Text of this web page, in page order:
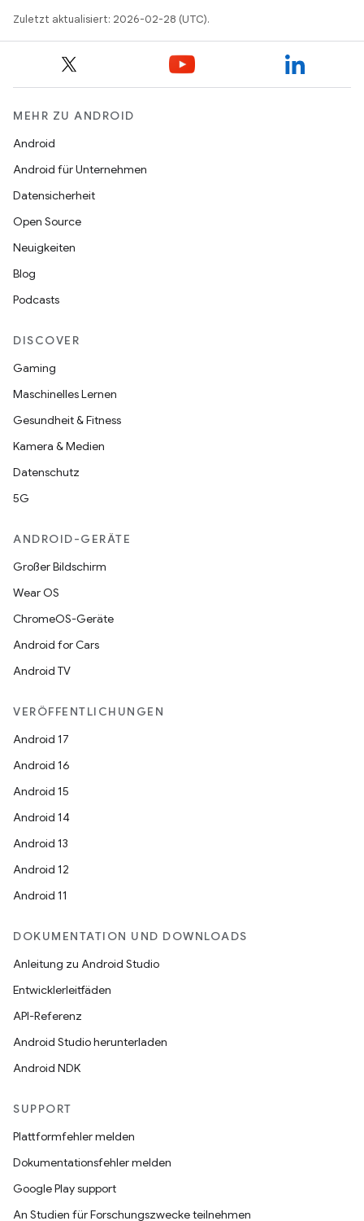
Zuletzt aktualisiert: 2026-02-28 (UTC).
MEHR ZU ANDROID
Android
Android für Unternehmen
Datensicherheit
Open Source
Neuigkeiten
Blog
Podcasts
DISCOVER
Gaming
Maschinelles Lernen
Gesundheit & Fitness
Kamera & Medien
Datenschutz
5G
ANDROID-GERÄTE
Großer Bildschirm
Wear OS
ChromeOS-Geräte
Android for Cars
Android TV
VERÖFFENTLICHUNGEN
Android 17
Android 16
Android 15
Android 14
Android 13
Android 12
Android 11
DOKUMENTATION UND DOWNLOADS
Anleitung zu Android Studio
Entwicklerleitfäden
API-Referenz
Android Studio herunterladen
Android NDK
SUPPORT
Plattformfehler melden
Dokumentationsfehler melden
Google Play support
An Studien für Forschungszwecke teilnehmen